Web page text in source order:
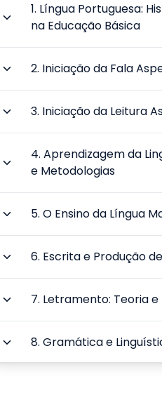
1. Língua Portuguesa:
na Educação Básica
2. Iniciação da Fala
3. Iniciação da Leitura
4.Aprendizagem da
e Metodologias
5.O Ensino da Língua
6. Escrita e Produção
7. Letramento: Teoria
8.Gramática e